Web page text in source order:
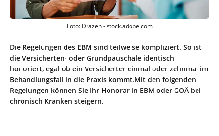
Foto: Drazen - stock.adobe.com
Die Regelungen des EBM sind teilweise kompliziert. So ist
die Versicherten- oder Grundpauschale identisch
honoriert, egal ob ein Versicherter einmal oder zehnmal im
Behandlungsfall in die Praxis kommt.Mit den folgenden
Regelungen können Sie Ihr Honorar in EBM oder GOÄ bei
chronisch Kranken steigern.